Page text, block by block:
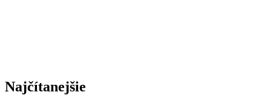
Najčítanejšie